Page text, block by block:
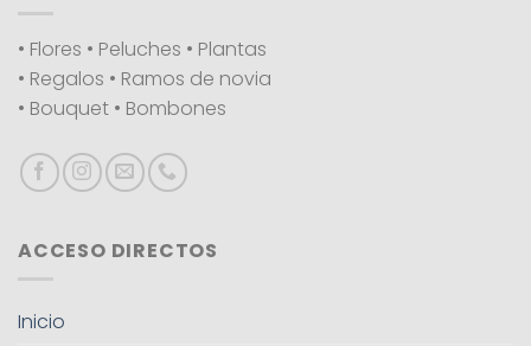
• Flores • Peluches • Plantas
• Regalos • Ramos de novia
• Bouquet • Bombones
ACCESO DIRECTOS
Inicio